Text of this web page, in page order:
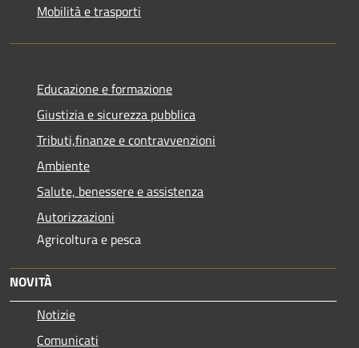
Mobilità e trasporti
Educazione e formazione
Giustizia e sicurezza pubblica
Tributi,finanze e contravvenzioni
Ambiente
Salute, benessere e assistenza
Autorizzazioni
Agricoltura e pesca
NOVITÀ
Notizie
Comunicati